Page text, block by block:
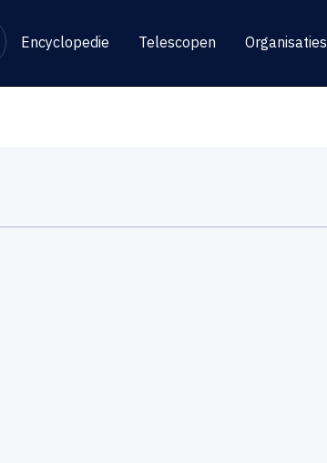
Encyclopedie Telescopen Organisaties